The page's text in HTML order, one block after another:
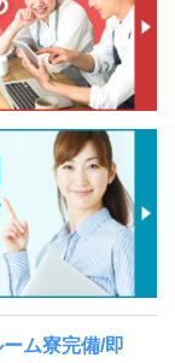
ム寮完備/即